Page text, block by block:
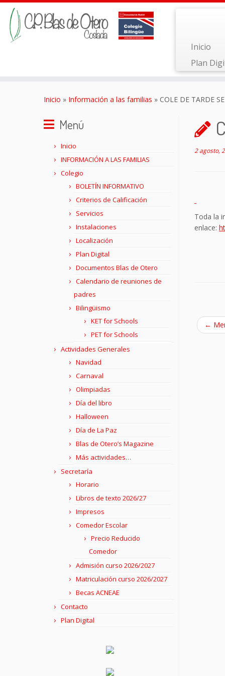
Inicio
Plan
Inicio » Información a las familias » COLE DE TARDE
Menú
Inicio
INFORMACIÓN A LAS FAMILIAS
Colegio
BOLETÍN INFORMATIVO
Criterios de Calificación
Servicios
Instalaciones
Localización
Plan Digital
Documentos Blas de Otero
Calendario de reuniones de
padres
Bilingüismo
KET for Schools
PET for Schools
Actividades Generales
Navidad
Carnaval
Olimpiadas
Día del libro
Halloween
Día de La Paz
Blas de Otero’s Magazine
Más actividades…
Secretaría
Horario
Libros de texto 2026/27
Impresos
Comedor Escolar
Precio Reducido
Comedor
Admisión curso 2026/2027
Matriculación curso 2026/2027
Becas ACNEAE
Contacto
Plan Digital
2 agosto,
Toda la
enlace:
←